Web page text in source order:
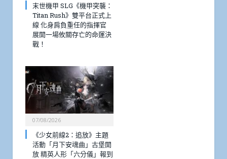
末世機甲 SLG《機甲突襲：
Titan Rush》雙平台正式上
線 化身肩負重任的指揮官
展開一場攸關存亡的命運決
戰！
07/08/2026
《少女前線2：追放》主題
活動「月下安魂曲」古堡開
放 精英人形「六分儀」報到